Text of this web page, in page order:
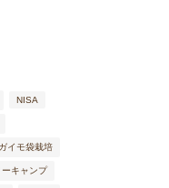
NISA
イモ袋栽培
ーキャンプ